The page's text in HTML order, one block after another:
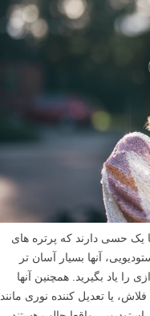
یک حسی دارند که پرتره های
آنها بسیار آسان تر
را یاد بگیرید. همچنین آنها
یا تعدیل کننده نوری مانند